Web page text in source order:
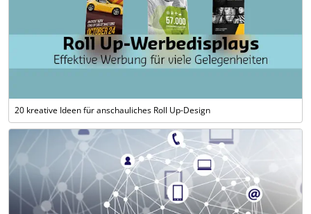
20 kreative Ideen für anschauliches Roll Up-Design